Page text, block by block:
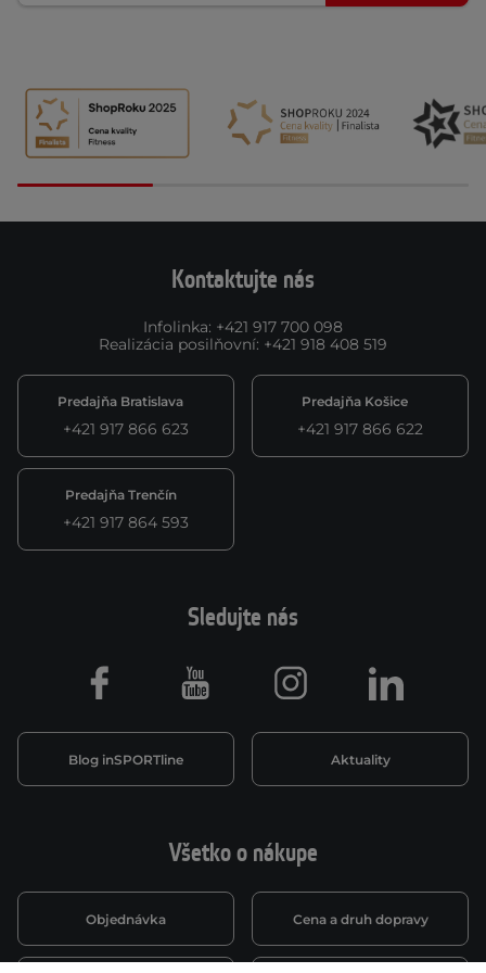
Kontaktujte nás
Infolinka: +421 917 700 098
Realizácia posilňovní: +421 918 408 519
Predajňa Bratislava
+421 917 866 623
Predajňa Košice
+421 917 866 622
Predajňa Trenčín
+421 917 864 593
Všetko o nákupe
Objednávka Cena a druh dopravy
Sledujte nás
Blog inSPORTline Aktuality
Facebook Youtube Instagram LinkedIn